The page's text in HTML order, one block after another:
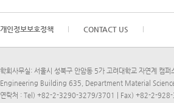
개인정보보호정책 CONTACT US
학회사무실: 서울시 성북구 안암동 5가 고려대학교 자연계 캠
Engineering Building 635, Department Material
연락처 : Tel) +82-2-3290-3279/3701 | Fax) +82-2-